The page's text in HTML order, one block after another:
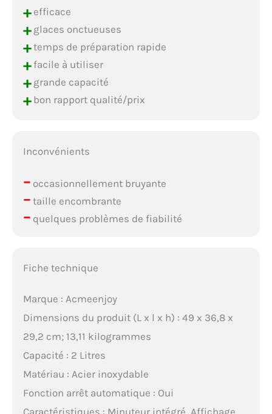
+efficace
+glaces onctueuses
+temps de préparation rapide
+facile à utiliser
+grande capacité
+bon rapport qualité/prix
Inconvénients
–occasionnellement bruyante
–taille encombrante
–quelques problèmes de fiabilité
Fiche technique
Marque : Acmeenjoy
Dimensions du produit (L x l x h) : 49 x 36,8 x
29,2 cm; 13,11 kilogrammes
Capacité : 2 Litres
Matériau : Acier inoxydable
Fonction arrêt automatique : Oui
Caractéristiques : Minuteur intégré, Affichage